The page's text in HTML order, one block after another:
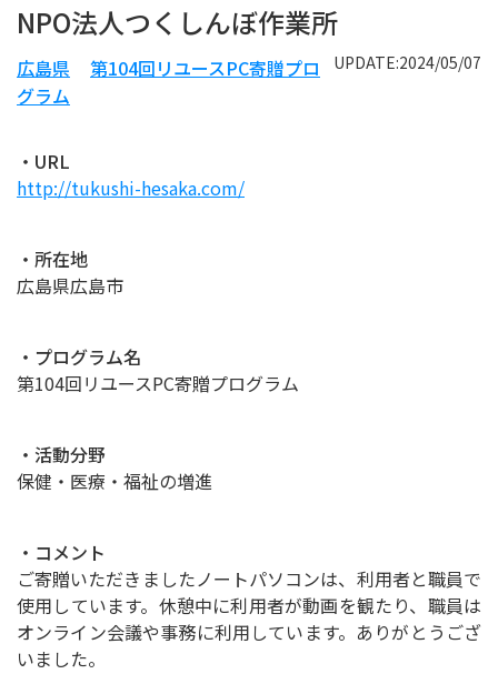
NPO法人つくしんぼ作業所
UPDATE:2024/05/07
広島県
第104回リユースPC寄贈プロ
グラム
・URL
http://tukushi-hesaka.com/
・所在地
広島県広島市
・プログラム名
第104回リユースPC寄贈プログラム
・活動分野
保健・医療・福祉の増進
・コメント
ご寄贈いただきましたノートパソコンは、利用者と職員で
使用しています。休憩中に利用者が動画を観たり、職員は
オンライン会議や事務に利用しています。ありがとうござ
いました。